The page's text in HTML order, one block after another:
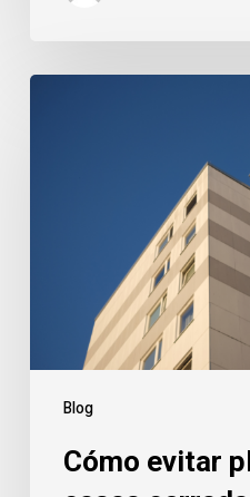
Blog
vacaciones
Parla
Cómo evitar